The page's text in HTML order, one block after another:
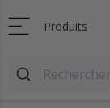
Produits